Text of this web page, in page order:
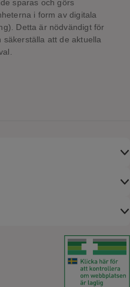
sparas och görs
i form av digitala
Detta är nödvändigt för
att de aktuella
Klicka för att